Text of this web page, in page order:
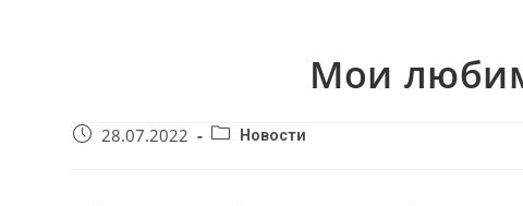
Мои
28.07.2022 Новости